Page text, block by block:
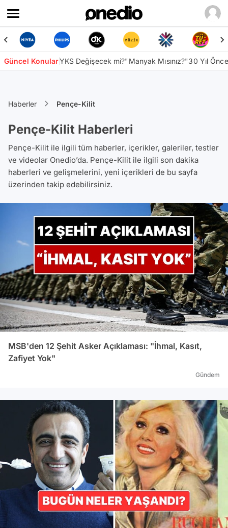
Güncel KonularYKS Değişecek mi?"Manyak Mısınız?"30 Yıl
Haberler Pençe-Kilit
Pençe-Kilit Haberleri
Pençe-Kilit ile ilgili tüm haberler, içerikler, galeriler, testler
ve videolar Onedio’da. Pençe-Kilit ile ilgili son dakika
haberleri ve gelişmelerini, yeni içerikleri de bu sayfa
üzerinden takip edebilirsiniz.
MSB'den 12 Şehit Asker Açıklaması: "İhmal, Kasıt,
Zafiyet Yok"
Gündem